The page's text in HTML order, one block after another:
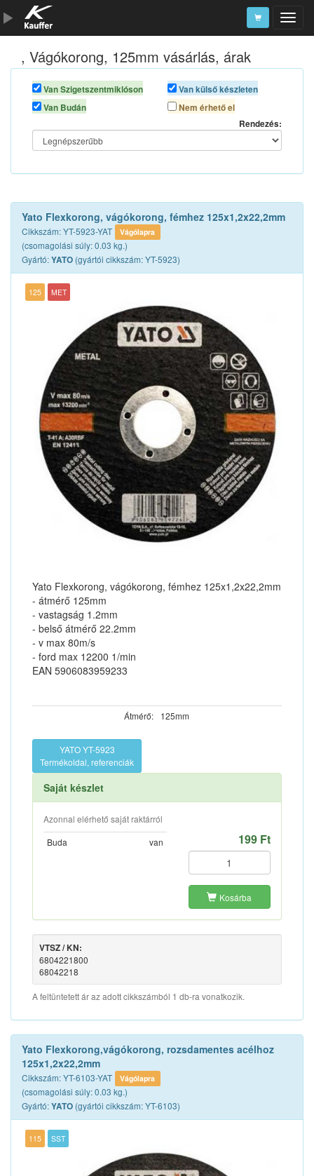
Szerszámkatalógus
Kosár
Alkatrészek
, Vágókorong, 125mm vásárlás, árak
Van Szigetszentmiklóson
Van Budán
Van külső készleten
Nem érhető el
Rendezés:
Yato Flexkorong, vágókorong, fémhez 125x1,2x22,2mm
Cikkszám: YT-5923-YAT Vágólapra
(csomagolási súly: 0.03 kg.)
Gyártó:YATO (gyártói cikkszám: YT-5923)
125 MET
Yato Flexkorong, vágókorong, fémhez 125x1,2x22,2mm
- átmérő 125mm
- vastagság 1.2mm
- belső átmérő 22.2mm
- v max 80m/s
- ford max 12200 1/min
EAN 5906083959233
Átmérő: 125mm
YATO YT-5923
Termékoldal, referenciák
Saját készlet
Azonnal elérhető saját raktárról
Buda
van 199 Ft
Kosárba
VTSZ / KN:
6804221800
68042218
A feltüntetett ár az adott cikkszámból 1 db-ra vonatkozik.
Yato Flexkorong,vágókorong, rozsdamentes acélhoz
125x1,2x22,2mm
Cikkszám: YT-6103-YAT Vágólapra
(csomagolási súly: 0.03 kg.)
Gyártó:YATO (gyártói cikkszám: YT-6103)
115 SST